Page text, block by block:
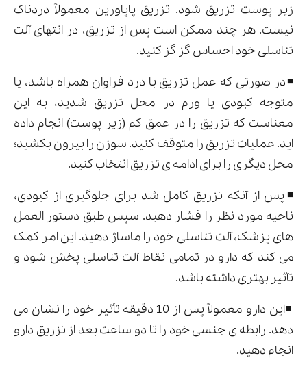
زیر پوست تزریق شود. تزریق پاپاورین معمولاً دردناک
نیست. هر چند ممکن است پس از تزریق، در انتهای آلت
تناسلی خود احساس گز گز کنید.
◾در صورتی که عمل تزریق با درد فراوان همراه باشد، یا
متوجه کبودی یا ورم در محل تزریق شدید، به این
معناست که تزریق را در عمق کم (زیر پوست) انجام داده
اید. عملیات تزریق را متوقف کنید. سوزن را بیرون بکشید؛
محل دیگری را برای ادامه ی تزریق انتخاب کنید.
◾پس از آنکه تزریق کامل شد برای جلوگیری از کبودی،
ناحیه مورد نظر را فشار دهید. سپس طبق دستور العمل
های پزشک، آلت تناسلی خود را ماساژ دهید. این امر کمک
می کند که دارو در تمامی نقاط آلت تناسلی پخش شود و
تأثیر بهتری داشته باشد.
◾این دارو معمولاً پس از 10 دقیقه تأثیر خود را نشان می
دهد. رابطه ی جنسی خود را تا دو ساعت بعد از تزریق دارو
انجام دهید.